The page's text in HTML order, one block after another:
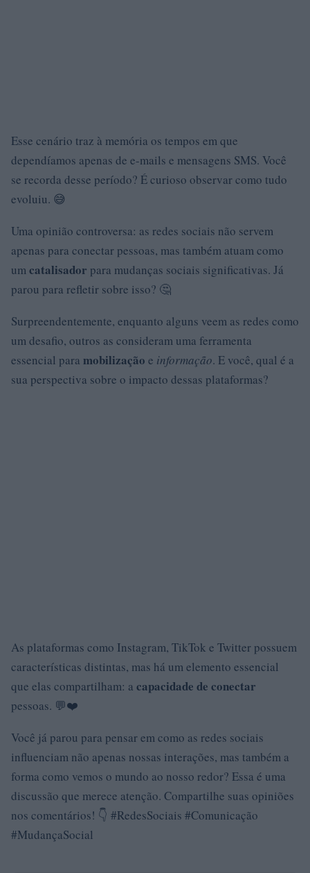
Esse cenário traz à memória os tempos em que
dependíamos apenas de e-mails e mensagens SMS. Você
se recorda desse período? É curioso observar como tudo
evoluiu. 😅
Uma opinião controversa: as redes sociais não servem
apenas para conectar pessoas, mas também atuam como
umcatalisador para mudanças sociais significativas. Já
parou para refletir sobre isso? 🤔
Surpreendentemente, enquanto alguns veem as redes como
um desafio, outros as consideram uma ferramenta
essencial para mobilização e informação. E você, qual é a
sua perspectiva sobre o impacto dessas plataformas?
As plataformas como Instagram, TikTok e Twitter possuem
características distintas, mas há um elemento essencial
que elas compartilham: a capacidade de conectar
pessoas. 💬❤️
Você já parou para pensar em como as redes sociais
influenciam não apenas nossas interações, mas também a
forma como vemos o mundo ao nosso redor? Essa é uma
discussão que merece atenção. Compartilhe suas opiniões
nos comentários! 👇 #RedesSociais #Comunicação
#MudançaSocial